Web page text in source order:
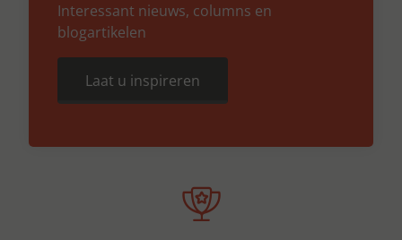
Interessant nieuws, columns en
blogartikelen
Laat u inspireren